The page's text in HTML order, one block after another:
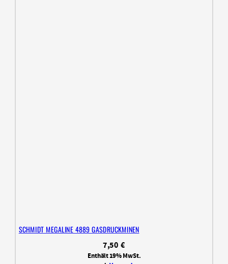
SCHMIDT MEGALINE 4889 GASDRUCKMINEN
7,50€
Enthält 19% MwSt.